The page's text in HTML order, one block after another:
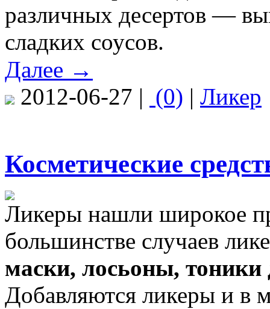
различных десертов —
сладких соусов.
Далее →
2012-06-27 | (0) | Ликер
Косметические
Ликеры нашли широкое
большинстве случаев
маски, лосьоны,
Добавляются ликеры и в